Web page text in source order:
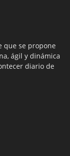
que se propone
ágil y dinámica
diario de